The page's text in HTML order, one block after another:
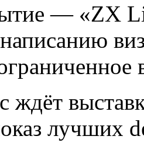
— «ZX
ждёт
лучших